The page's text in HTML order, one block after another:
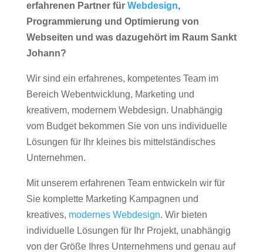
erfahrenen Partner für Webdesign,
Programmierung und Optimierung von
Webseiten und was dazugehört im Raum Sankt
Johann?
Wir sind ein erfahrenes, kompetentes Team im
Bereich Webentwicklung, Marketing und
kreativem, modernem Webdesign. Unabhängig
vom Budget bekommen Sie von uns individuelle
Lösungen für Ihr kleines bis mittelständisches
Unternehmen.
Mit unserem erfahrenen Team entwickeln wir für
Sie komplette Marketing Kampagnen und
kreatives, modernes Webdesign. Wir bieten
individuelle Lösungen für Ihr Projekt, unabhängig
von der Größe Ihres Unternehmens und genau auf